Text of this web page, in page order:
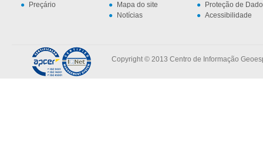
Preçário
Mapa do site
Notícias
Proteção de
Acessibilidade
Copyright © 2013 Centro de Informação